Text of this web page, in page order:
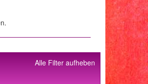
Alle Filter aufheben